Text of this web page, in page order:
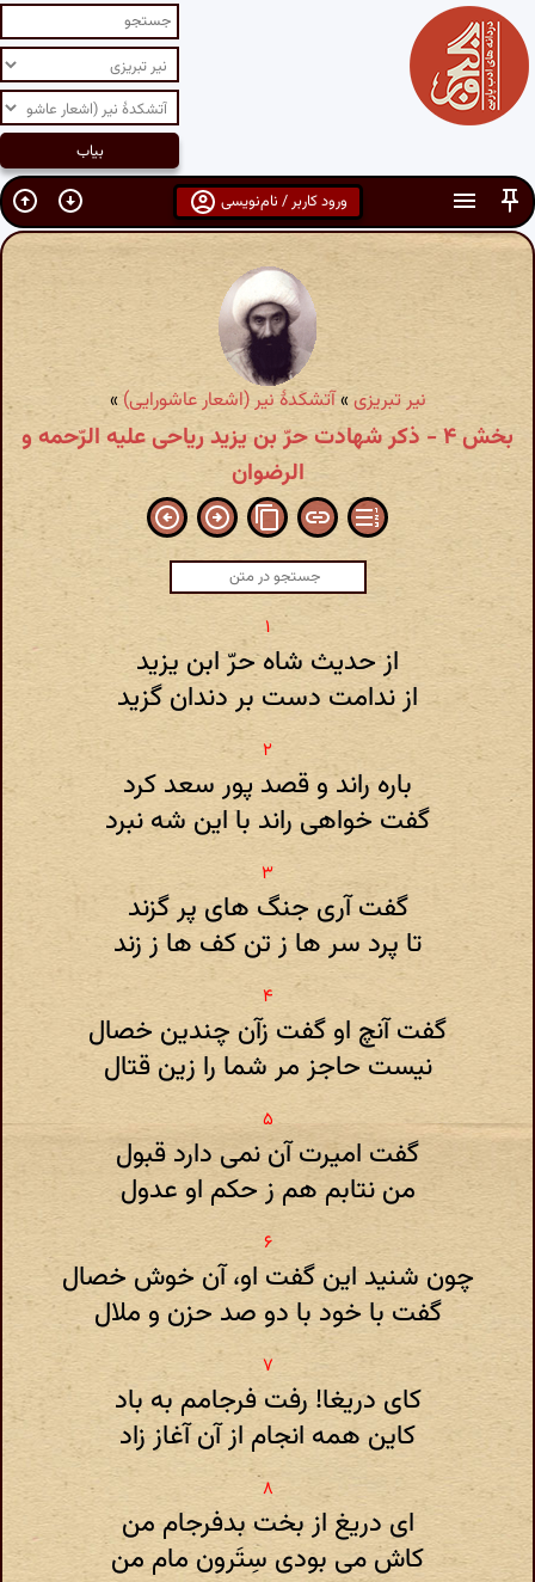
ورود کاربر / نام‌نویسی
نیر تبریزی »آتشکدهٔ نیر (اشعار عاشورایی)»
بخش ۴ - ذکر شهادت حرّ بن یزید ریاحی علیه الرّحمه و
الرضوان
از حدیث شاه حرّ ابن یزید
از ندامت دست بر دندان گزید
باره راند و قصد پور سعد کرد
گفت خواهی راند با این شه نبرد
گفت آری جنگ های پر گزند
تا پرد سر ها ز تن کف ها ز زند
گفت آنچ او گفت زآن چندین خصال
نیست حاجز مر شما را زین قتال
گفت امیرت آن نمی دارد قبول
من نتابم هم ز حکم او عدول
چون شنید این گفت او، آن خوش خصال
گفت با خود با دو صد حزن و ملال
کای دریغا! رفت فرجامم به باد
کاین همه انجام از آن آغاز زاد
ای دریغ از بخت بدفرجام من
کاش می بودی سِتَرون مام من